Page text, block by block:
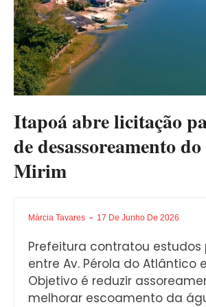
Itapoá abre licitação
de desassoreamento
Mirim
Márcia Tavares 17 De Junho De 2026
Prefeitura contratou
entre Av. Pérola do Atlântico
Objetivo é reduzir
melhorar escoamento da